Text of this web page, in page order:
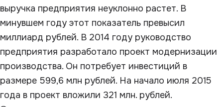
выручка предприятия неуклонно растет. В
минувшем году этот показатель превысил
миллиард рублей. В 2014 году руководство
предприятия разработало проект модернизации
производства. Он потребует инвестиций в
размере 599,6 млн рублей. На начало июля 2015
года в проект вложили 321 млн. рублей.